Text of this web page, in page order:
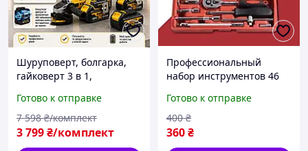
Шуруповерт, болгарка,
гайковерт 3 в 1,
двумя аккумуляторами
48V/5.0Ah, набор
инструментов DeWalt 3 в
Готово к отправке
3 799₴/комплект
7 598 ₴/комплект
Профессиональный
набор инструментов 46
универсальный комплект
для авто и дома
Готово к отправке
360₴
400 ₴